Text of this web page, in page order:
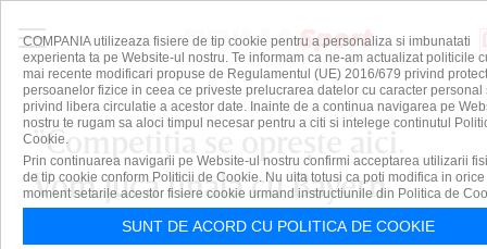
”Competiţia se opreşte aici.
Vom juca finala cu Bayern
Munchen”. A făcut scorul serii
COMPANIA utilizeaza fisiere de tip cookie pentru a personaliza si imbunatati
experienta ta pe Website-ul nostru. Te informam ca ne-am actualizat politicile
mai recente modificari propuse de Regulamentul (UE) 2016/679 privind
persoanelor fizice in ceea ce priveste prelucrarea datelor cu caracter personal
privind libera circulatie a acestor date. Inainte de a continua navigarea pe
nostru te rugam sa aloci timpul necesar pentru a citi si intelege continutul
Cookie.
Prin continuarea navigarii pe Website-ul nostru confirmi acceptarea utilizarii
de tip cookie conform Politicii de Cookie. Nu uita totusi ca poti modifica in orice
moment setarile acestor fisiere cookie urmand instructiunile din Politica de
SUNT DE ACORD CU POLITICA DE COOKIE